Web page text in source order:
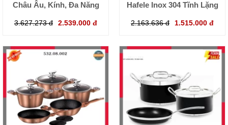
Châu Âu, Kính, Đa Năng
3.627.273 đ 2.539.000 đ
Hafele Inox 304 Tĩnh Lặng
2.163.636 đ 1.515.000 đ